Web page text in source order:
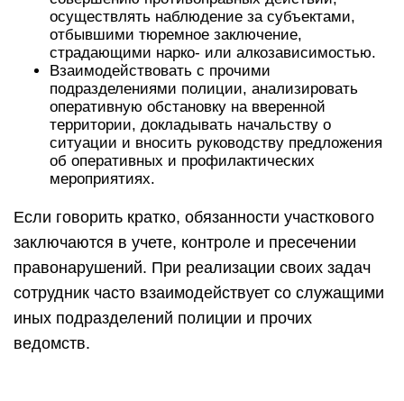
осуществлять наблюдение за субъектами,
отбывшими тюремное заключение,
страдающими нарко- или алкозависимостью.
Взаимодействовать с прочими
подразделениями полиции, анализировать
оперативную обстановку на вверенной
территории, докладывать начальству о
ситуации и вносить руководству предложения
об оперативных и профилактических
мероприятиях.
Если говорить кратко, обязанности участкового
заключаются в учете, контроле и пресечении
правонарушений. При реализации своих задач
сотрудник часто взаимодействует со служащими
иных подразделений полиции и прочих
ведомств.